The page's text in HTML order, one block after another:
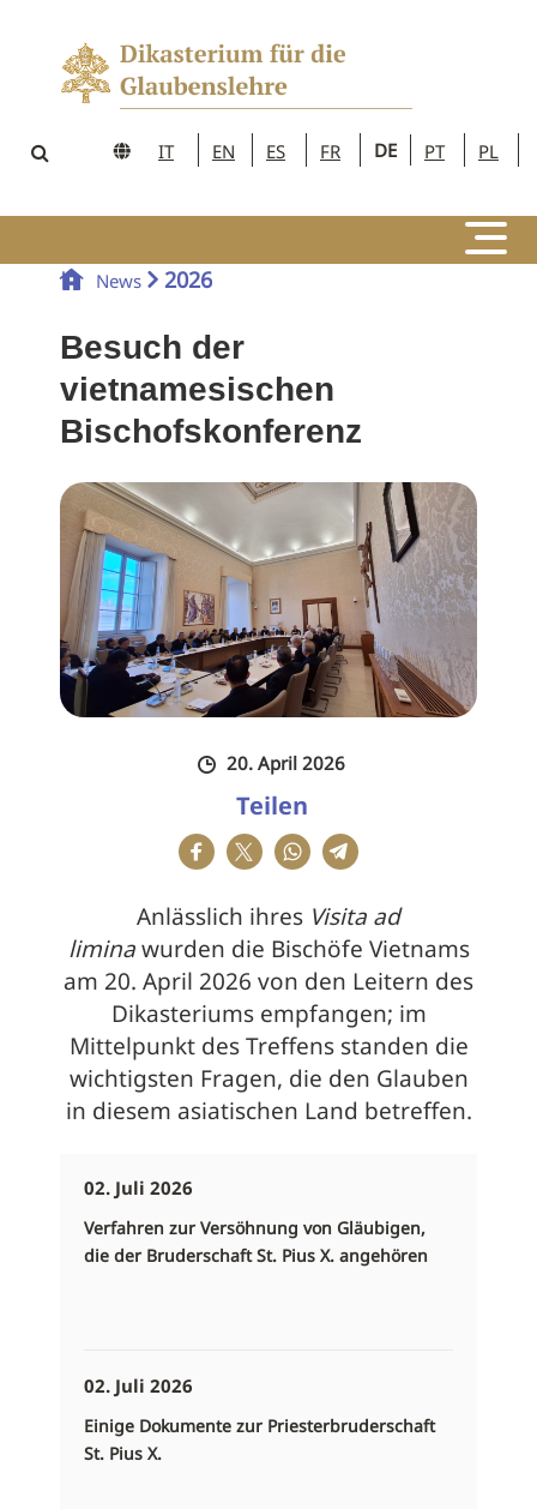
IT EN ES FR DE PT PL
News 2026
Besuch der
vietnamesischen
Bischofskonferenz
20. April 2026
Teilen
Anlässlich ihres Visita ad
liminawurden die Bischöfe Vietnams
am 20. April 2026 von den Leitern des
Dikasteriums empfangen; im
Mittelpunkt des Treffens standen die
wichtigsten Fragen, die den Glauben
in diesem asiatischen Land betreffen.
02. Juli 2026
Verfahren zur Versöhnung von Gläubigen,
die der Bruderschaft St. Pius X. angehören
02. Juli 2026
Einige Dokumente zur Priesterbruderschaft
St. Pius X.